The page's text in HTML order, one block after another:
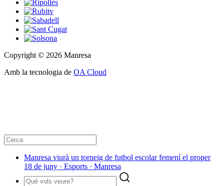
Copyright © 2026 Manresa
Amb la tecnologia de OA Cloud
Manresa viurà un torneig de futbol escolar femení el proper
18 de juny · Esports · Manresa